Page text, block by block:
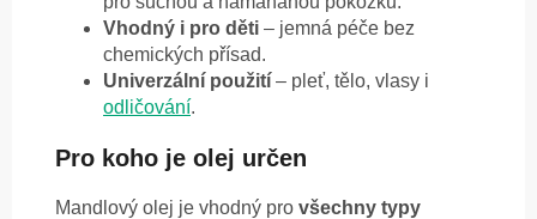
Vhodný i pro děti – jemná péče bez
chemických přísad.
Univerzální použití – pleť, tělo, vlasy i
odličování.
Pro koho je olej určen
Mandlový olej je vhodný pro všechny typy